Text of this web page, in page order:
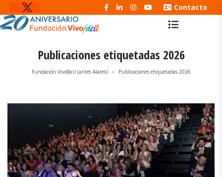
Contacto
Publicaciones etiquetadas 2026
Fundación Vivofácil (antes Alares) > Publicaciones etiquetadas 2026